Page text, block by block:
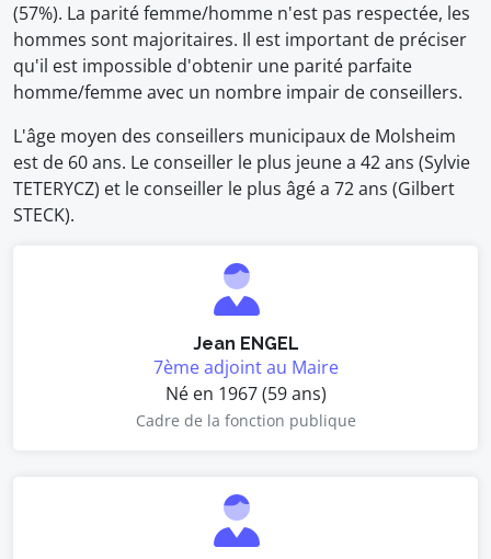
(57%). La parité femme/homme n'est pas respectée, les
hommes sont majoritaires. Il est important de préciser
qu'il est impossible d'obtenir une parité parfaite
homme/femme avec un nombre impair de conseillers.
L'âge moyen des conseillers municipaux de Molsheim
est de 60 ans. Le conseiller le plus jeune a 42 ans (Sylvie
TETERYCZ) et le conseiller le plus âgé a 72 ans (Gilbert
STECK).
Jean ENGEL
7ème adjoint au Maire
Né en 1967 (59 ans)
Cadre de la fonction publique